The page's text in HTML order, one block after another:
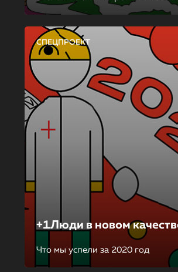
СПЕЦПРОЕКТ
+1Люди в новом
Что мы успели за 2020 год